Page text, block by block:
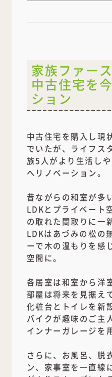
家族ファー
中古住宅を
ション
中古住宅を購入し現
でいたが、ライフス
族5人がより生活し
へリノベーション。
昔ながらの和室が多
LDKとプライベート
の取れた間取りに一
LDKはあづみの松の
ーで木の温もりを感
空間に。
各居室は和室から洋
部屋は将来を見据え
化粧台とトイレを新設
バイクが趣味のご主
インナーガレージを
さらに、お風呂、脱
ン、家事室を一直線